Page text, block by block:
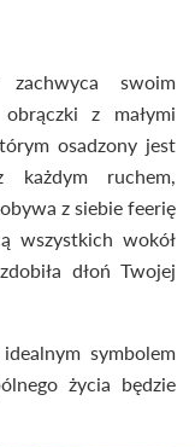
zachwyca swoim
z małymi
osadzony jest
ruchem,
z siebie feerię
wszystkich wokół
dłoń Twojej
symbolem
życia będzie